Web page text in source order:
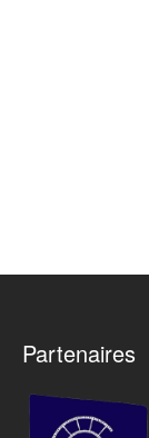
Partenaires